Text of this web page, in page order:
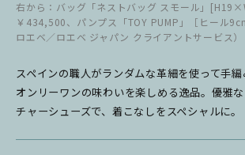
右から：バッグ「ネストバッグ スモール」
￥434,500、パンプス「TOY PUMP」［ヒール
ロエベ／ロエベ ジャパン クライアントサービス）
スペインの職人がランダムな革細を使って手編
オンリーワンの味わいを楽しめる逸品。優雅
チャーシューズで、着こなしをスペシャルに。